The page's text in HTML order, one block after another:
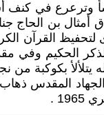
العربي جنان نشأ
أمثال بن
القرآن الكريم
الحكيم وفي
بكوكبة
المقدس